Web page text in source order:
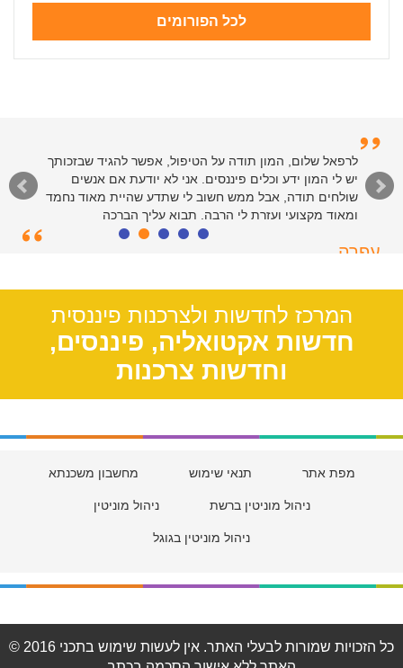
לכל הפורומים
לרפאל שלום, המון תודה על הטיפול, אפשר להגיד שבזכותך
יש לי המון ידע וכלים פיננסים. אני לא יודעת אם אנשים
שולחים תודה, אבל ממש חשוב לי שתדע שהיית מאוד נחמד
ומאוד מקצועי ועזרת לי הרבה. תבוא עליך הברכה
עפרה
המרכז לחדשות ולצרכנות פיננסית
חדשות אקטואליה, פיננסים,
וחדשות צרכנות
מפת אתר תנאי שימוש מחשבון משכנתא
ניהול מוניטין ברשת ניהול מוניטין
ניהול מוניטין בגוגל
© 2016 כל הזכויות שמורות לבעלי האתר. אין לעשות שימוש בתכני